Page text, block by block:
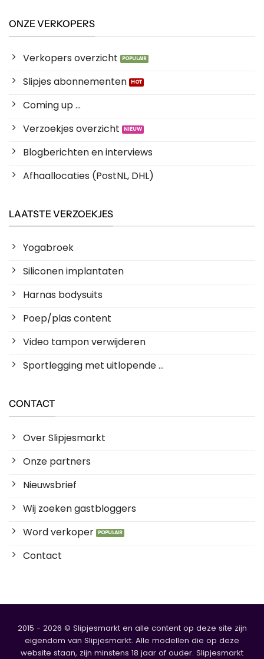
ONZE VERKOPERS
Verkopers overzicht
Slipjes abonnementen
Coming up ...
Verzoekjes overzicht
Blogberichten en interviews
Afhaallocaties (PostNL, DHL)
LAATSTE VERZOEKJES
Yogabroek
Siliconen implantaten
Harnas bodysuits
Poep/plas content
Video tampon verwijderen
Sportlegging met uitlopende ...
CONTACT
Over Slipjesmarkt
Onze partners
Nieuwsbrief
Wij zoeken gastbloggers
Word verkoper
Contact
2015 - 2026 © Slipjesmarkt en alle content op deze site zijn
eigendom van Slipjesmarkt. Alle modellen die op deze
website staan, zijn minstens 18 jaar of ouder. Slipjesmarkt